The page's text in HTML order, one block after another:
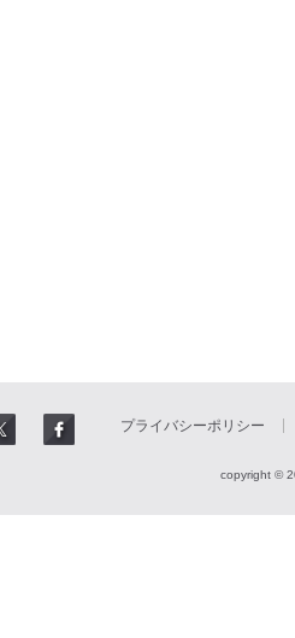
プライバシーポリシー
copyright ©